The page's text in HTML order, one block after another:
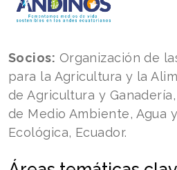
Socios: Organización de
para la Agricultura y la
de Agricultura y
de Medio Ambiente, Agua
Ecológica, Ecuador.